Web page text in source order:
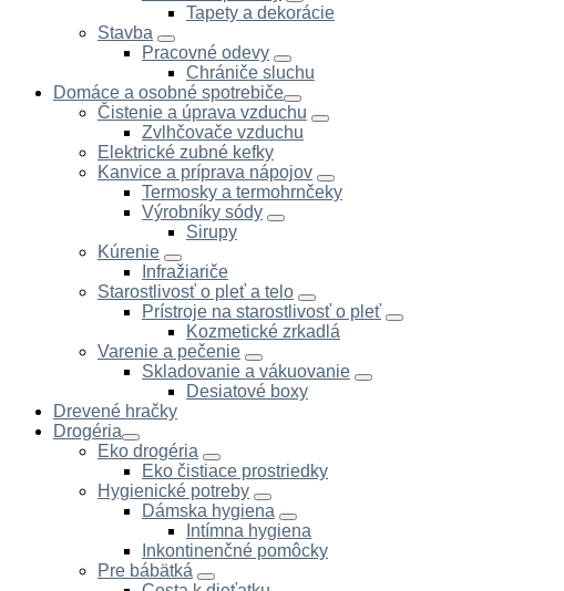
Tapety a dekorácie
Stavba
Pracovné odevy
Chrániče sluchu
Domáce a osobné spotrebiče
Čistenie a úprava vzduchu
Zvlhčovače vzduchu
Elektrické zubné kefky
Kanvice a príprava nápojov
Termosky a termohrnčeky
Výrobníky sódy
Sirupy
Kúrenie
Infražiariče
Starostlivosť o pleť a telo
Prístroje na starostlivosť o pleť
Kozmetické zrkadlá
Varenie a pečenie
Skladovanie a vákuovanie
Desiatové boxy
Drevené hračky
Drogéria
Eko drogéria
Eko čistiace prostriedky
Hygienické potreby
Dámska hygiena
Intímna hygiena
Inkontinenčné pomôcky
Pre bábätká